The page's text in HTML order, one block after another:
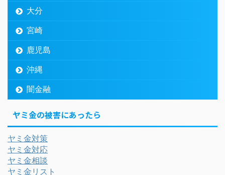
大分
宮崎
鹿児島
沖縄
闇金融
ヤミ金の被害にあったら
ヤミ金対策
ヤミ金対応
ヤミ金相談
ヤミ金リスト